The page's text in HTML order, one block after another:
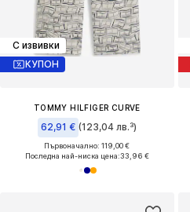
С извивки
КУПОН
TOMMY HILFIGER CURVE
62,91 € (123,04 лв.³)
Първоначално: 119,00 €
Последна най-ниска цена:33,96 €